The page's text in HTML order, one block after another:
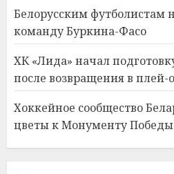
Белорусским футболистам
команду Буркина-Фасо
ХК «Лида» начал
после возвращения в плей-
Хоккейное сообщество
цветы к Монументу